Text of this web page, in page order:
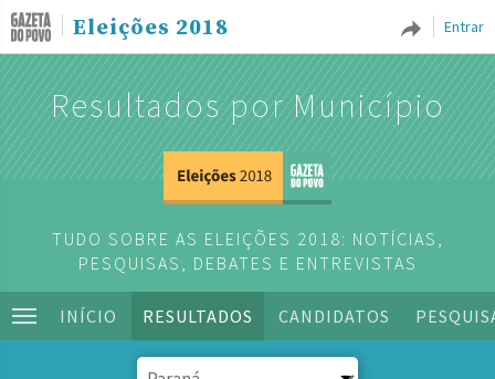
Entrar
Eleições 2018
Resultados por Município
TUDO SOBRE AS ELEIÇÕES 2018: NOTÍCIAS,
PESQUISAS, DEBATES E ENTREVISTAS
INÍCIO RESULTADOS CANDIDATOS